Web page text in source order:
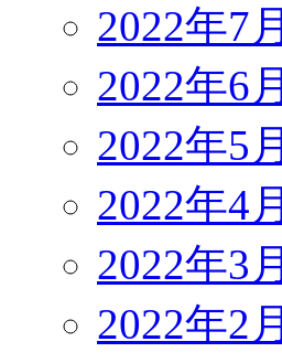
2022年7月
2022年6月
2022年5月
2022年4月
2022年3月
2022年2月